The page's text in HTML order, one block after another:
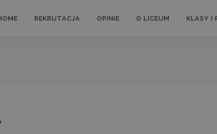
REKRUTACJA OPINIE O LICEUM KLASY I